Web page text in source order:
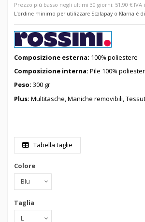
Prezzo più basso negli ultimi 30 giorni: 51,90 € IVA
L'ordine minimo per utilizzare Scalapay o Klarna è
Composizione esterna: 100% poliestere
Composizione interna: Pile 100%
Peso: 300 gr
Plus: Multitasche, Maniche removibili,
Tabella taglie
Colore
Taglia